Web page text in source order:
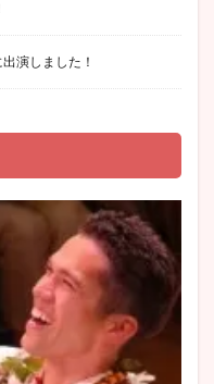
演しました！